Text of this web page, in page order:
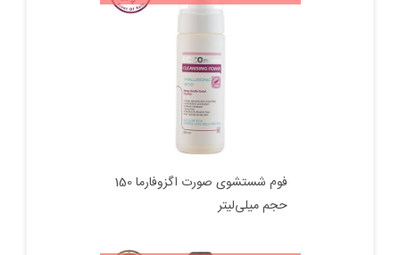
107,000 تومان
بود.
79,000 تومان.
فوم شستشوی صورت اگزوفارما 150
حجم میلی‌لیتر